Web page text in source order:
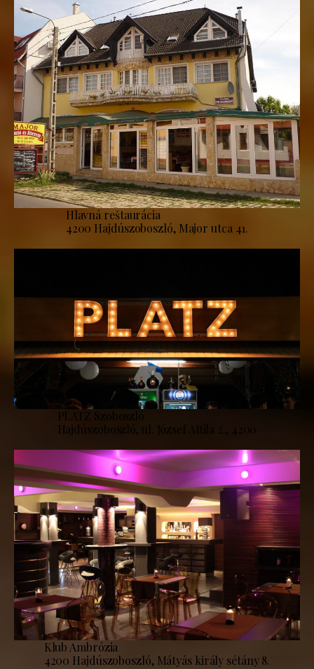
Hlavná reštaurácia
4200 Hajdúszoboszló, Major utca 41.
PLATZ Szoboszló
Hajdúszoboszló, ul. József Attila 2., 4200
Klub Ambrózia
4200 Hajdúszoboszló, Mátyás király sétány 8.